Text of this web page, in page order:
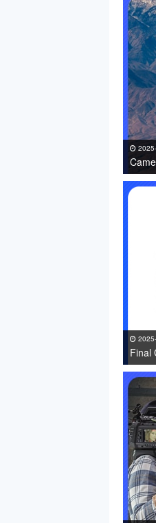
免费
Final
件 免